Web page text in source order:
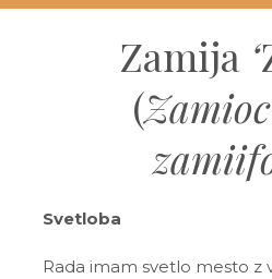
Zamija ‘
(
Svetloba
Rada imam svetlo mesto z